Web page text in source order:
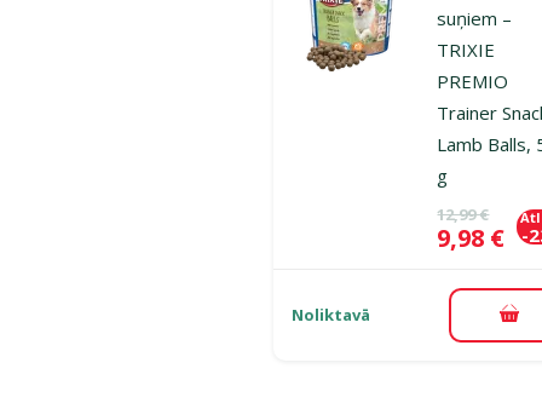
suņiem –
TRIXIE
PREMIO
Trainer
Lamb Balls,
g
Oriģinālā
12,99 €
Cena
9,98 € -
Noliktavā